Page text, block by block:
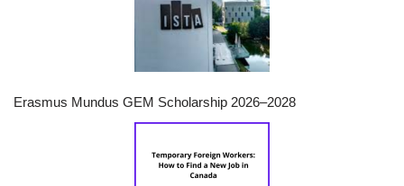
Erasmus Mundus GEM Scholarship 2026–2028